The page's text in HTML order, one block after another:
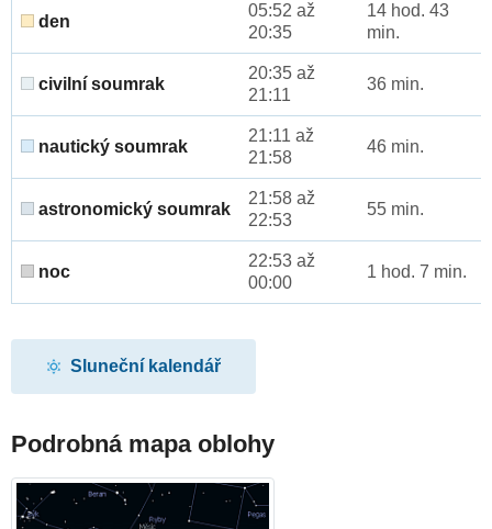
den
05:52 až
20:35
14 hod. 43
min.
civilní soumrak
20:35 až
21:11
36 min.
nautický soumrak
21:11 až
21:58
46 min.
astronomický soumrak
21:58 až
22:53
55 min.
noc
22:53 až
00:00
1 hod. 7 min.
Sluneční kalendář
Podrobná mapa oblohy